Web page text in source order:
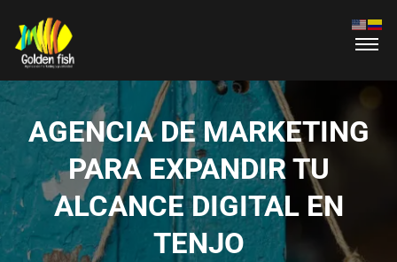
AGENCIA DE MARKETING
PARA EXPANDIR TU
ALCANCE DIGITAL EN
TENJO